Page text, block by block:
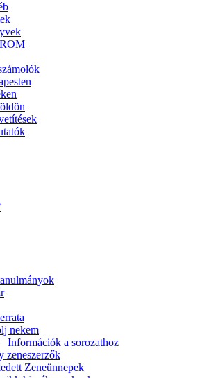
nekem
Információk a sorozathoz
zeneszerzők
Zeneünnepek